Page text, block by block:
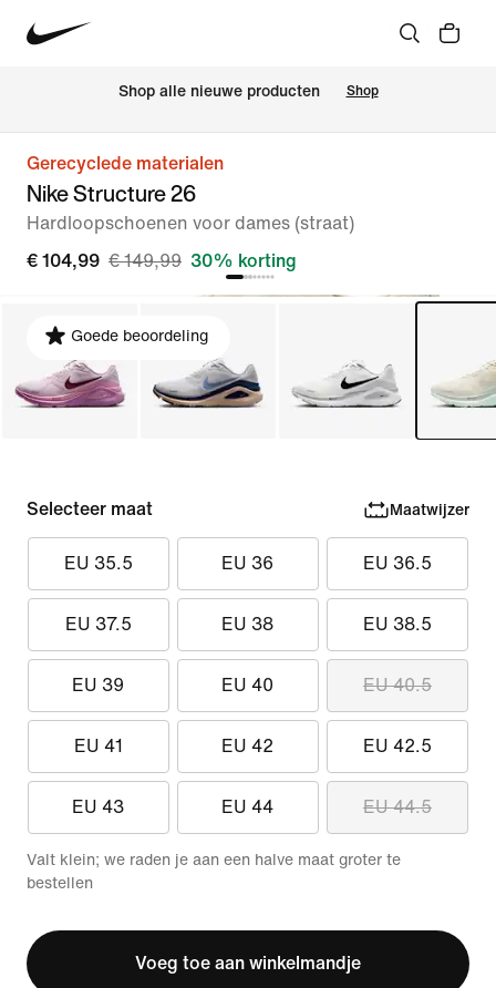
Shop alle nieuwe producten Shop
Gerecyclede materialen
Nike Structure 26
Hardloopschoenen voor dames (straat)
€ 104,99 € 149,99 30% korting
Goede beoordeling
Selecteer maat Maatwijzer
EU 35.5 EU 36 EU 36.5
EU 37.5 EU 38 EU 38.5
EU 39 EU 40 EU 40.5
EU 41 EU 42 EU 42.5
EU 43 EU 44 EU 44.5
Valt klein; we raden je aan een halve maat groter te
bestellen
Voeg toe aan winkelmandje